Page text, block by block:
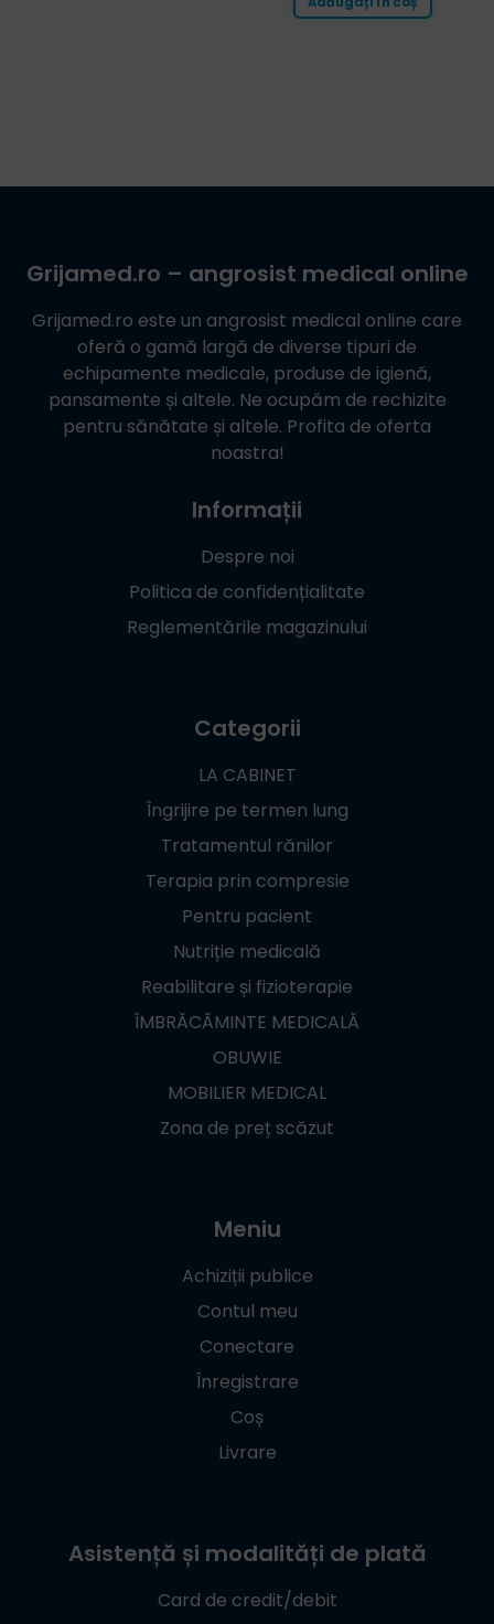
Grijamed.ro – angrosist medical online
Grijamed.ro este un angrosist medical online care
oferă o gamă largă de diverse tipuri de
echipamente medicale, produse de igienă,
pansamente și altele. Ne ocupăm de rechizite
pentru sănătate și altele. Profita de oferta
noastra!
Informații
Despre noi
Politica de confidențialitate
Reglementările magazinului
Categorii
LA CABINET
Îngrijire pe termen lung
Tratamentul rănilor
Terapia prin compresie
Pentru pacient
Nutriție medicală
Reabilitare și fizioterapie
ÎMBRĂCĂMINTE MEDICALĂ
OBUWIE
MOBILIER MEDICAL
Zona de preț scăzut
Meniu
Achiziții publice
Contul meu
Conectare
Înregistrare
Coș
Livrare
Asistență și modalități de plată
Card de credit/debit